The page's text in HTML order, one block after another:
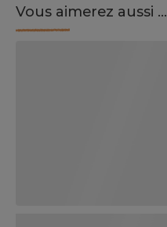
Vous aimerez aussi ...